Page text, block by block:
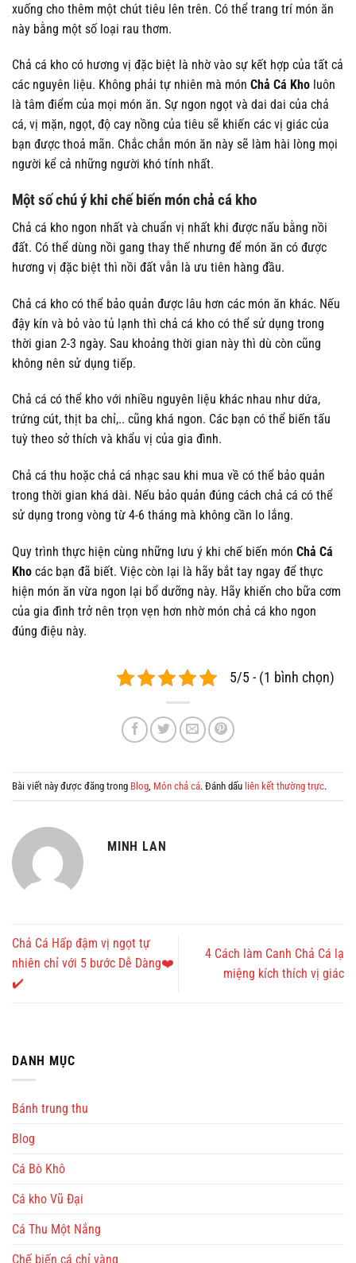
xuống cho thêm một chút tiêu lên trên. Có thể trang trí món ăn
này bằng một số loại rau thơm.
Chả cá kho có hương vị đặc biệt là nhờ vào sự kết hợp của tất cả
các nguyên liệu. Không phải tự nhiên mà món Chả Cá Kho luôn
là tâm điểm của mọi món ăn. Sự ngon ngọt và dai dai của chả
cá, vị mặn, ngọt, độ cay nồng của tiêu sẽ khiến các vị giác của
bạn được thoả mãn. Chắc chắn món ăn này sẽ làm hài lòng mọi
người kể cả những người khó tính nhất.
Một số chú ý khi chế biến món chả cá kho
Chả cá kho ngon nhất và chuẩn vị nhất khi được nấu bằng nồi
đất. Có thể dùng nồi gang thay thế nhưng để món ăn có được
hương vị đặc biệt thì nồi đất vẫn là ưu tiên hàng đầu.
Chả cá kho có thể bảo quản được lâu hơn các món ăn khác. Nếu
đậy kín và bỏ vào tủ lạnh thì chả cá kho có thể sử dụng trong
thời gian 2-3 ngày. Sau khoảng thời gian này thì dù còn cũng
không nên sử dụng tiếp.
Chả cá có thể kho với nhiều nguyên liệu khác nhau như dứa,
trứng cút, thịt ba chỉ,.. cũng khá ngon. Các bạn có thể biến tấu
tuỳ theo sở thích và khẩu vị của gia đình.
Chả cá thu hoặc chả cá nhạc sau khi mua về có thể bảo quản
trong thời gian khá dài. Nếu bảo quản đúng cách chả cá có thể
sử dụng trong vòng từ 4-6 tháng mà không cần lo lắng.
Quy trình thực hiện cùng những lưu ý khi chế biến món Chả Cá
Kho các bạn đã biết. Việc còn lại là hãy bắt tay ngay để thực
hiện món ăn vừa ngon lại bổ dưỡng này. Hãy khiến cho bữa cơm
của gia đình trở nên trọn vẹn hơn nhờ món chả cá kho ngon
đúng điệu này.
5/5 - (1 bình chọn)
Bài viết này được đăng trong Blog Món chả cá. Đánh dấu liên kết thường trực.
MINH LAN
Chả Cá Hấp đậm vị ngọt tự
nhiên chỉ với 5 bước Dễ Dàng❤️
✔️
4 Cách làm Canh Chả Cá lạ
miệng kích thích vị giác
DANH MỤC
Bánh trung thu
Blog
Cá Bò Khô
Cá kho Vũ Đại
Cá Thu Một Nắng
Chế biến cá chỉ vàng